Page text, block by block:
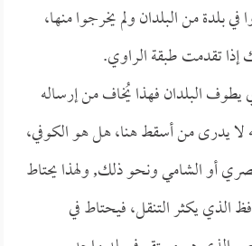
بلدة من البلدان ولم يخرجوا منها،
إذا تقدمت طبقة الراوي.
يطوف البلدان فهذا يُخاف من إرساله
لا يدرى من أسقط هنا، هل هو الكوفي،
أو الشامي ونحو ذلك, ولهذا يحتاط
الذي يكثر التنقل، فيحتاط في